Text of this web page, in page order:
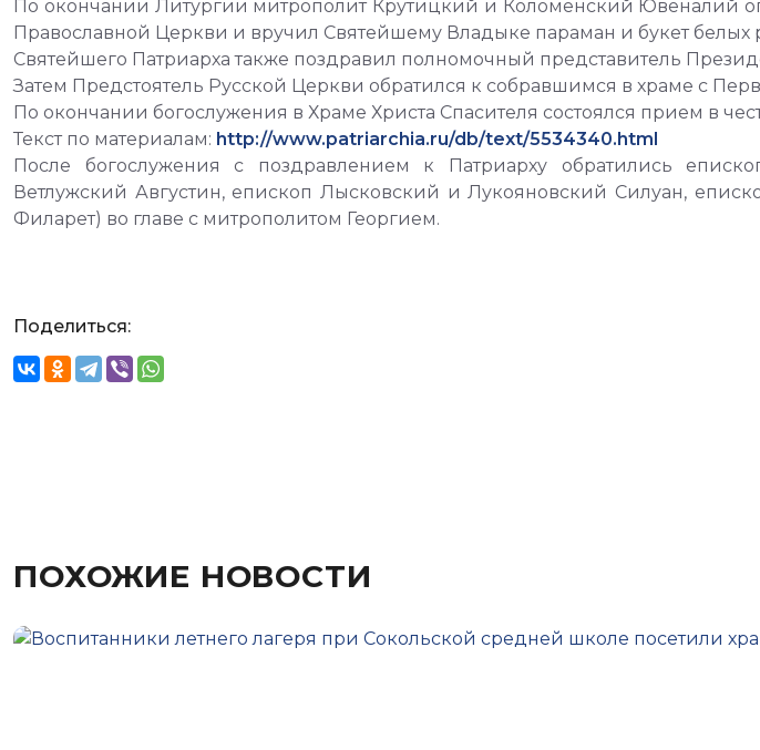
По окончании Литургии митрополит Крутицкий и Коломенский Ювеналий
Православной Церкви и вручил Святейшему Владыке параман и букет белых
Святейшего Патриарха также поздравил полномочный представитель
Затем Предстоятель Русской Церкви обратился к собравшимся в храме с
По окончании богослужения в Храме Христа Спасителя состоялся прием в
Текст по материалам: http://www.patriarchia.ru/db/text/5534340.html
После богослужения с поздравлением к Патриарху обратились
Ветлужский Августин, епископ Лысковский и Лукояновский Силуан,
Филарет) во главе с митрополитом Георгием.
Поделиться:
ПОХОЖИЕ НОВОСТИ